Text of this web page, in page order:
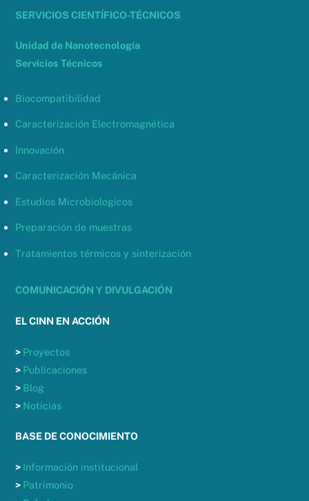
SERVICIOS CIENTÍFICO-TÉCNICOS
Unidad de Nanotecnología
Servicios Técnicos
Biocompatibilidad
Caracterización Electromagnética
Innovación
Caracterización Mecánica
Estudios Microbiologicos
Preparación de muestras
Tratamientos térmicos y sinterización
COMUNICACIÓN Y DIVULGACIÓN
EL CINN EN ACCIÓN
> Proyectos
> Publicaciones
> Blog
> Noticias
BASE DE CONOCIMIENTO
> Información institucional
> Patrimonio